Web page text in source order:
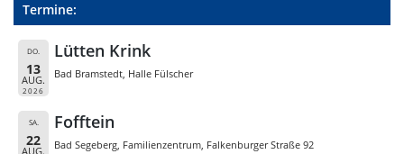
Termine:
DO.
13
AUG.
2026
Lütten Krink
Bad Bramstedt, Halle Fülscher
SA.
22
AUG.
Fofftein
Bad Segeberg, Familienzentrum, Falkenburger Straße 92